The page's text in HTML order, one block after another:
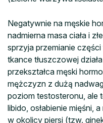
Negatywnie na męskie
nadmierna masa ciała i
sprzyja przemianie
tkance tłuszczowej
przekształca męski
mężczyzn z dużą
poziom testosteronu, ale
libido, osłabienie mięśni,
w okolicy piersi (tzw.